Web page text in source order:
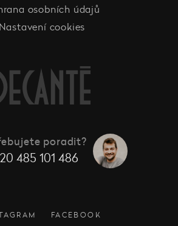
osobních údajů
Nastavení cookies
poradit?
485 101 486
FACEBOOK